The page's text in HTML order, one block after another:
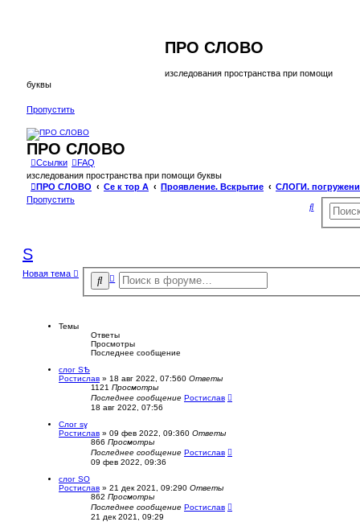
ПРО СЛОВО
изследования пространства при помощи
буквы
Пропустить
ПРО СЛОВО
изследования пространства при помощи буквы
Пропустить
Ссылки FAQ
ПРО СЛОВО Се к тор А Проявление. Вскрытие
СЛОГИ.
П
Ѕ
Новая тема
П
о
Р
а
с
е
н
н
п
о
и
с
Темы
Ответы
Просмотры
Последнее сообщение
слог ЅѢ
Ростислав » 18 авг 2022, 07:560 Ответы
1121 Просмотры
Последнее сообщение Ростислав
18 авг 2022, 07:56
Слог ѕɣ
Ростислав » 09 фев 2022, 09:360 Ответы
866 Просмотры
Последнее сообщение Ростислав
09 фев 2022, 09:36
слог SO
Ростислав » 21 дек 2021, 09:290 Ответы
862 Просмотры
Последнее сообщение Ростислав
21 дек 2021, 09:29